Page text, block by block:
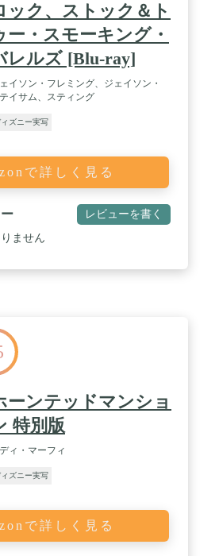
ック、ストック＆ト
ー・スモーキング・
レルズ [Blu-ray]
イソン・フレミング、ジェイソン・
イサム、スティング
ズニー実写
で詳しく見る
レビューを書く
ません
ーンテッドマンショ
特別版
ィ・マーフィ
ズニー実写
で詳しく見る